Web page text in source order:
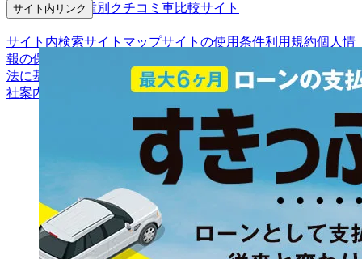
費を調べる車種別クチコミ 車比較サイト
サイト内リンク
サイト内検索サイトマップサイトの使用条件利用規約個人情
報の保護について
法に基づく表示
アフィリエイトパートナー募集お客様の声会
社案内